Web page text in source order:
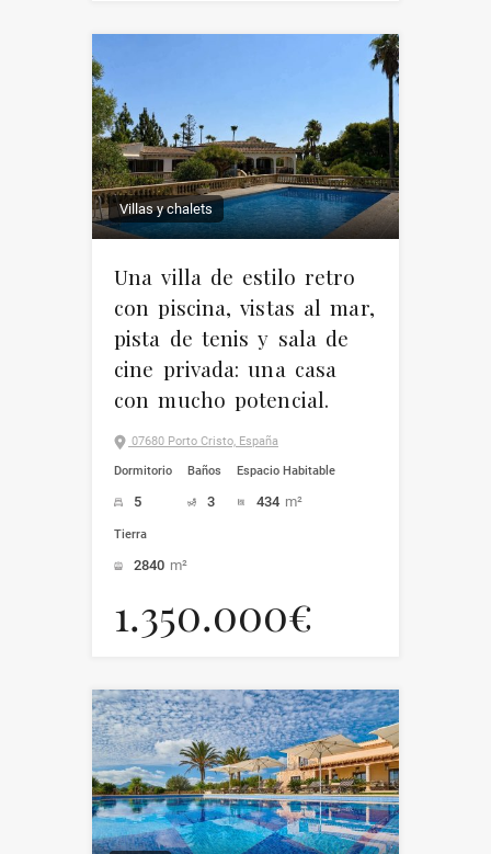
Villas y chalets
Una villa de estilo retro
con piscina, vistas al mar,
pista de tenis y sala de
cine privada: una casa
con mucho potencial.
07680 Porto Cristo, España
Dormitorio
5
Baños
3
Espacio Habitable
434 m²
Tierra
2840 m²
1.350.000€